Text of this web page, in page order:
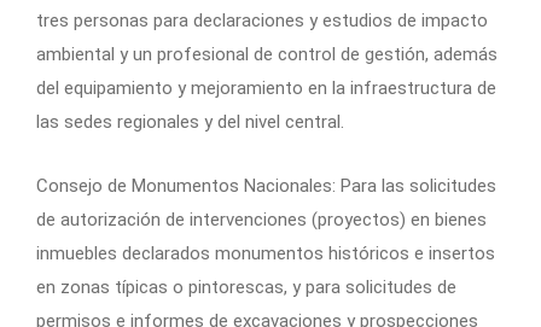
tres personas para declaraciones y estudios de impacto
ambiental y un profesional de control de gestión, además
del equipamiento y mejoramiento en la infraestructura de
las sedes regionales y del nivel central.
Consejo de Monumentos Nacionales: Para las solicitudes
de autorización de intervenciones (proyectos) en bienes
inmuebles declarados monumentos históricos e insertos
en zonas típicas o pintorescas, y para solicitudes de
permisos e informes de excavaciones y prospecciones